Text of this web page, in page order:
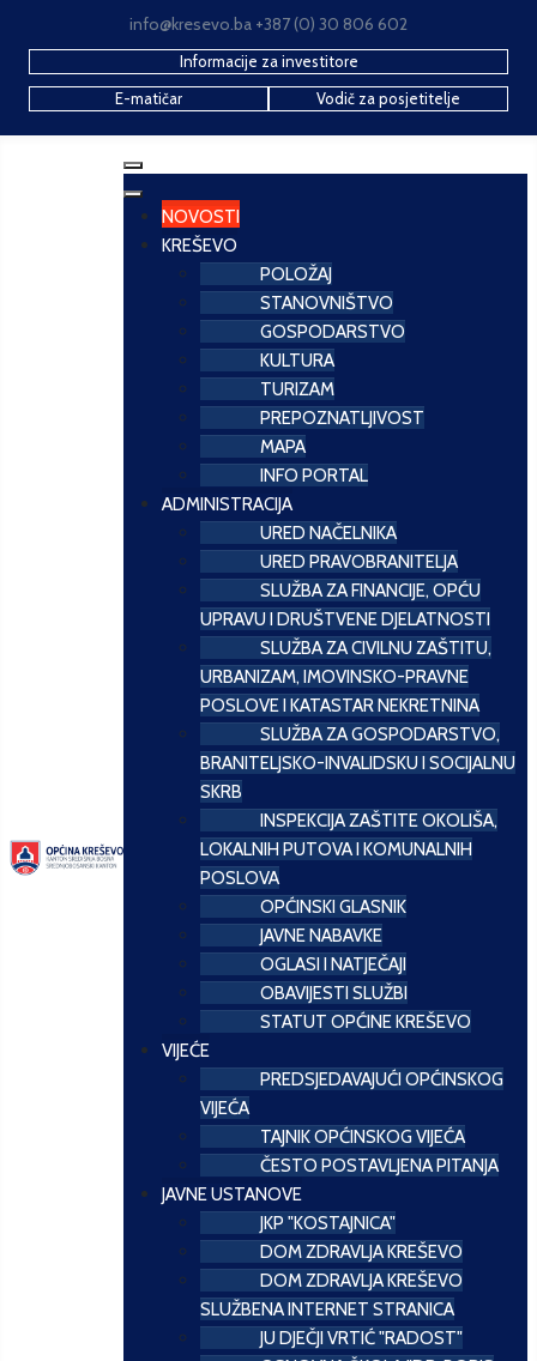
info@kresevo.ba +387 (0) 30 806 602
Informacije za investitore
E-matičar
Vodič za posjetitelje
NOVOSTI
KREŠEVO
POLOŽAJ
STANOVNIŠTVO
GOSPODARSTVO
KULTURA
TURIZAM
PREPOZNATLJIVOST
MAPA
INFO PORTAL
ADMINISTRACIJA
URED NAČELNIKA
URED PRAVOBRANITELJA
SLUŽBA ZA FINANCIJE, OPĆU
UPRAVU I DRUŠTVENE DJELATNOSTI
SLUŽBA ZA CIVILNU ZAŠTITU,
URBANIZAM, IMOVINSKO-PRAVNE
POSLOVE I KATASTAR NEKRETNINA
SLUŽBA ZA GOSPODARSTVO,
BRANITELJSKO-INVALIDSKU I SOCIJALNU
SKRB
INSPEKCIJA ZAŠTITE OKOLIŠA,
LOKALNIH PUTOVA I KOMUNALNIH
POSLOVA
OPĆINSKI GLASNIK
JAVNE NABAVKE
OGLASI I NATJEČAJI
OBAVIJESTI SLUŽBI
STATUT OPĆINE KREŠEVO
VIJEĆE
PREDSJEDAVAJUĆI OPĆINSKOG
VIJEĆA
TAJNIK OPĆINSKOG VIJEĆA
ČESTO POSTAVLJENA PITANJA
JAVNE USTANOVE
JKP "KOSTAJNICA"
DOM ZDRAVLJA KREŠEVO
DOM ZDRAVLJA KREŠEVO
SLUŽBENA INTERNET STRANICA
JU DJEČJI VRTIĆ "RADOST"